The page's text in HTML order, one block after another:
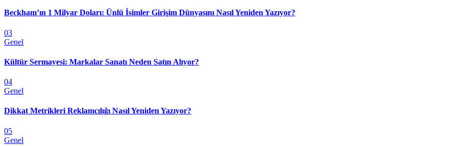
Beckham’ın 1 Milyar Doları: Ünlü İsimler Girişim Dünyasını Nasıl Yeniden Yazıyor?
03
Genel
Kültür Sermayesi: Markalar Sanatı Neden Satın Alıyor?
04
Genel
Dikkat Metrikleri Reklamcılığı Nasıl Yeniden Yazıyor?
05
Genel